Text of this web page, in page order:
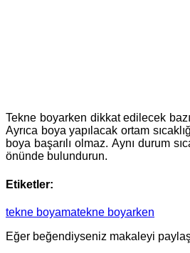
Tekne boyarken dikkat edilecek
Ayrıca boya yapılacak ortam
boya başarılı olmaz. Aynı durum
önünde bulundurun.
Etiketler:
tekne boyamatekne boyarken
Eğer beğendiyseniz makaleyi